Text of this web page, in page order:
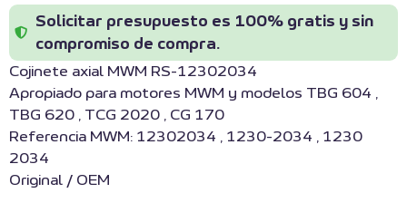
Solicitar presupuesto es 100% gratis y sin
compromiso de compra.
Cojinete axial MWM RS-12302034
Apropiado para motores MWM y modelos TBG 604 ,
TBG 620 , TCG 2020 , CG 170
Referencia MWM: 12302034 , 1230-2034 , 1230
2034
Original / OEM